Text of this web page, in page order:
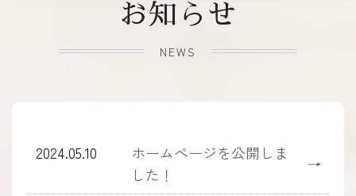
お知らせ
NEWS
2024.05.10
ホームぺージを公開しま
した！
→